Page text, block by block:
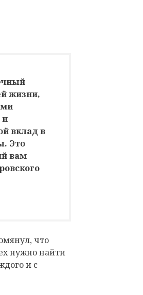
жизни,
и
вклад в
Это
вам
что
нужно найти
и с